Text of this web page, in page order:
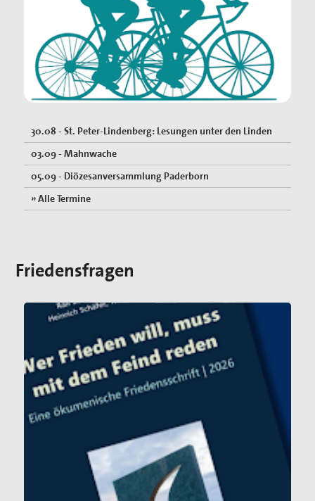
30.08 - St. Peter-Lindenberg: Lesungen unter den Linden
03.09 - Mahnwache
05.09 - Diözesanversammlung Paderborn
» Alle Termine
Friedensfragen